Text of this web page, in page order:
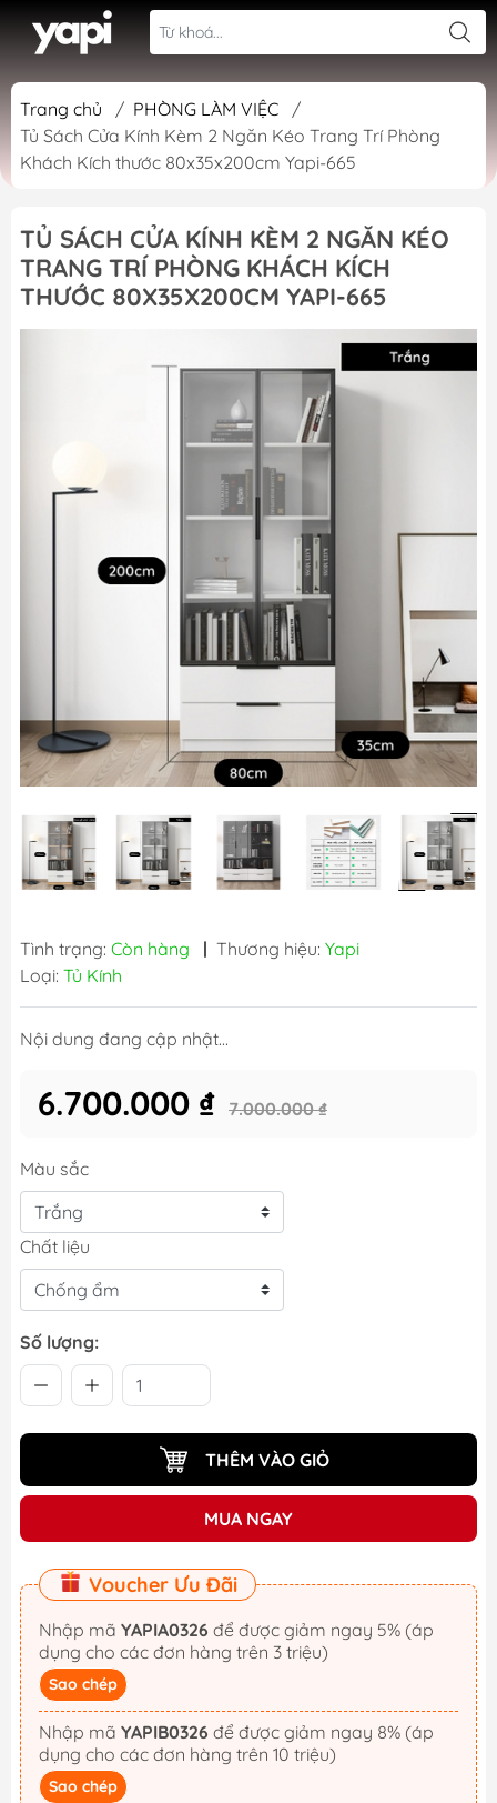
Trang chủ / PHÒNG LÀM VIỆC
/
Tủ Sách Cửa Kính Kèm 2 Ngăn Kéo Trang Trí Phòng
Khách Kích thước 80x35x200cm Yapi-665
TỦ SÁCH CỬA KÍNH KÈM 2 NGĂN KÉO
TRANG TRÍ PHÒNG KHÁCH KÍCH
THƯỚC 80X35X200CM YAPI-665
Tình trạng: Còn hàng | Thương hiệu: Yapi
Loại: Tủ Kính
Nội dung đang cập nhật...
6.700.000 ₫ 7.000.000 ₫
Màu sắc
Chất liệu
Số lượng:
THÊM VÀO GIỎ
MUA NGAY
Voucher Ưu Đãi
Nhập mã YAPIA0326
dụng cho các đơn hàng trên 3 triệu)
Sao chép
Nhập mã YAPIB0326
dụng cho các đơn hàng trên 10 triệu)
Sao chép